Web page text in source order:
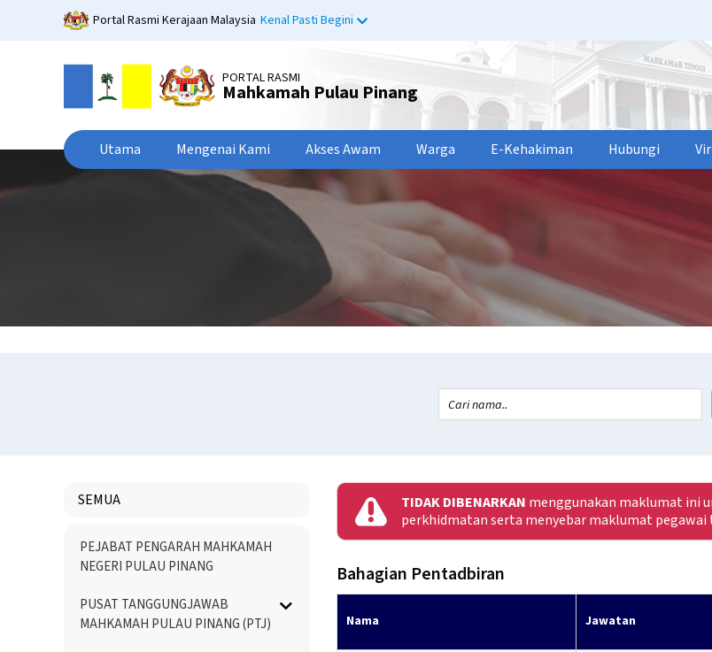
Portal Rasmi Kerajaan Malaysia Kenal Pasti Begini
PORTAL RASMI
Mahkamah Pulau Pinang
Utama Mengenai Kami Akses Awam Warga E-Kehakiman Hubungi
TIDAK DIBENARKAN menggunakan maklumat ini
perkhidmatan serta menyebar maklumat pegawai
Bahagian Pentadbiran
Nama Jawatan
SEMUA
Menu
Directory
PEJABAT PENGARAH MAHKAMAH
NEGERI PULAU PINANG
PUSAT TANGGUNGJAWAB
MAHKAMAH PULAU PINANG (PTJ)